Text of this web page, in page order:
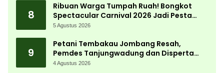
8
Ribuan Warga Tumpah Ruah! Bongkot
Spectacular Carnival 2026 Jadi Pesta
Kemerdekaan Terbesar di Peterongan
5 Agustus 2026
9
Petani Tembakau Jombang Resah,
Pemdes Tanjungwadung dan Disperta
Bergerak Cepat
4 Agustus 2026